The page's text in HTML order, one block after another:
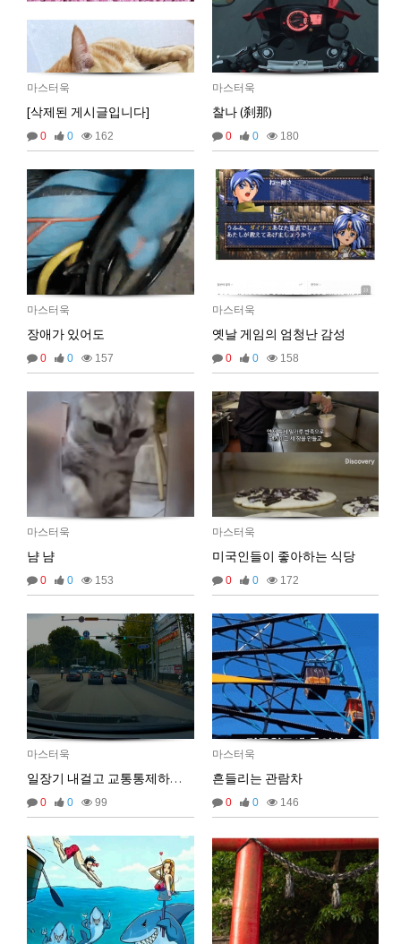
마스터욱
[삭제된 게시글입니다]
0 0 162
마스터욱
찰나 (刹那)
0 0 180
마스터욱
장애가 있어도
0 0 157
마스터욱
옛날 게임의 엄청난 감성
0 0 158
마스터욱
냠 냠
0 0 153
마스터욱
미국인들이 좋아하는 식당
0 0 172
마스터욱
일장기 내걸고 교통통제하는 견찰
0 0 99
마스터욱
흔들리는 관람차
0 0 146
2025년 06월 27일 금요일
벌레세끼 ㅡ.,ㅡ
09:50:02
벌레세끼
2025년 07월 03일 목요일
비회원dv2usu9hbebam2evg87nl8ufh5 안녕하세요!
견했네요!
19:24:33
비회원dv2usu9hbebam2evg87nl8ufh5 혹시 크롤링을 ms단위로 하시는분들도 계실까요? 19:24:47
비회원dv2usu9hbebam2evg87nl8ufh5 제 한계는 초단위네요...
19:24:54
마스터욱
초단위도 힘듭겁니다. 대부분 벤당해요 20:43:23
2025년 07월 16일 수요일
비회원rs68c0ijkc5rlcc0q4euob9mt5
선생님, 그럽 업비트 공지사항은 분단위로 해야 하
마스터욱 19:33:05
2025년 09월 05일 금요일
02:57:17
마스터욱 애플 승인완료~
02:58:02
비회원68l9ghg8eneq0bsbgv6odmq3eh 까꿍 15:45:11
2025년 09월 07일 일요일